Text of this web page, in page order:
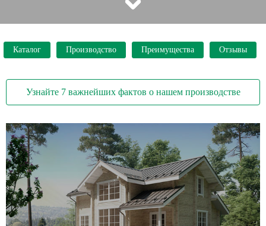
Каталог Производство Преимущества Отзывы